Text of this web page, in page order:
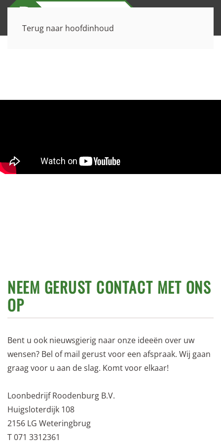
Terug naar hoofdinhoud
NEEM GERUST CONTACT MET ONS
OP
Bent u ook nieuwsgierig naar onze ideeën over uw
wensen? Bel of mail gerust voor een afspraak. Wij gaan
graag voor u aan de slag. Komt voor elkaar!
Loonbedrijf Roodenburg B.V.
Huigsloterdijk 108
2156 LG Weteringbrug
T 071 3312361